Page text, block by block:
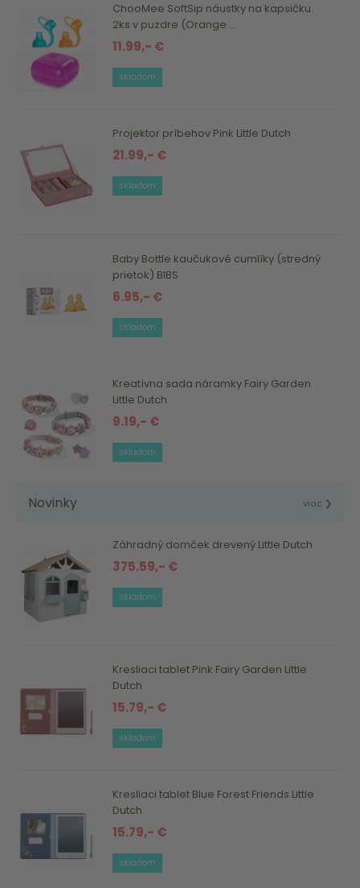
ChooMee SoftSip náustky na kapsičku
2ks v puzdre (Orange ...
11.99,- €
skladom
Projektor príbehov Pink Little Dutch
21.99,- €
skladom
Baby Bottle kaučukové cumlíky (stredný
prietok) BIBS
6.95,- €
skladom
Kreatívna sada náramky Fairy Garden
Little Dutch
9.19,- €
skladom
Novinky viac ❯
Záhradný domček drevený Little Dutch
375.59,- €
skladom
Kresliaci tablet Pink Fairy Garden Little
Dutch
15.79,- €
skladom
Kresliaci tablet Blue Forest Friends Little
Dutch
15.79,- €
skladom